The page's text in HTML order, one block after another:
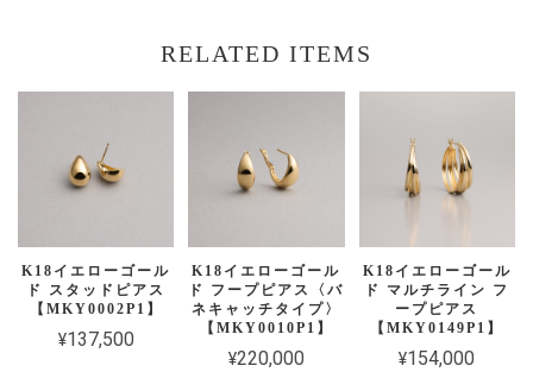
RELATED ITEMS
K18イエローゴール
ド スタッドピアス
【MKY0002P1】
¥137,500
K18イエローゴール
ド フープピアス〈バ
ネキャッチタイプ〉
【MKY0010P1】
¥220,000
K18イエローゴール
ド マルチライン フ
ープピアス
【MKY0149P1】
¥154,000